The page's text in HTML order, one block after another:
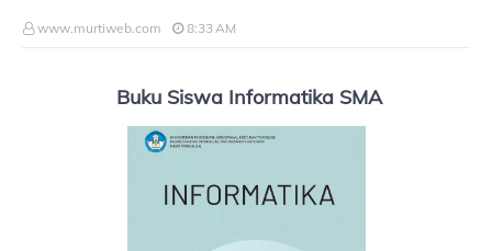
www.murtiweb.com 8:33 AM
Buku Siswa Informatika SMA